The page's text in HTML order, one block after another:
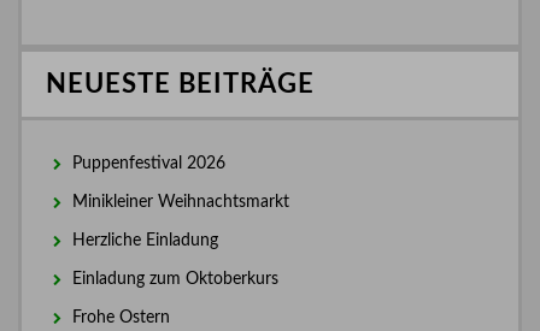
NEUESTE BEITRÄGE
Puppenfestival 2026
Minikleiner Weihnachtsmarkt
Herzliche Einladung
Einladung zum Oktoberkurs
Frohe Ostern